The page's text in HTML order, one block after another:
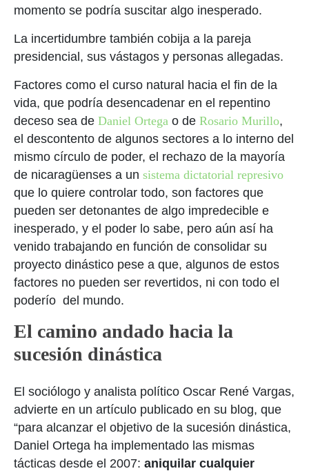
momento se podría suscitar algo inesperado.
La incertidumbre también cobija a la pareja
presidencial, sus vástagos y personas allegadas.
Factores como el curso natural hacia el fin de la
vida, que podría desencadenar en el repentino
deceso sea de Daniel Ortega o de Rosario Murillo,
el descontento de algunos sectores a lo interno del
mismo círculo de poder, el rechazo de la mayoría
de nicaragüenses a un sistema dictatorial represivo
que lo quiere controlar todo, son factores que
pueden ser detonantes de algo impredecible e
inesperado, y el poder lo sabe, pero aún así ha
venido trabajando en función de consolidar su
proyecto dinástico pese a que, algunos de estos
factores no pueden ser revertidos, ni con todo el
poderío del mundo.
El camino andado hacia la
sucesión dinástica
El sociólogo y analista político Oscar René Vargas,
advierte en un artículo publicado en su blog, que
“para alcanzar el objetivo de la sucesión dinástica,
Daniel Ortega ha implementado las mismas
tácticas desde el 2007: aniquilar cualquier